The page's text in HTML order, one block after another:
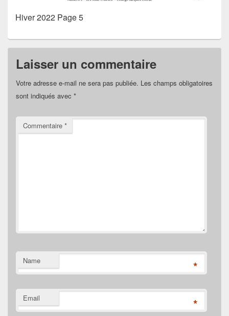
Hiver 2022 Page 5
Laisser un commentaire
Votre adresse e-mail ne sera pas publiée. Les champs obligatoires
sont indiqués avec *
Commentaire *
Name *
Email *